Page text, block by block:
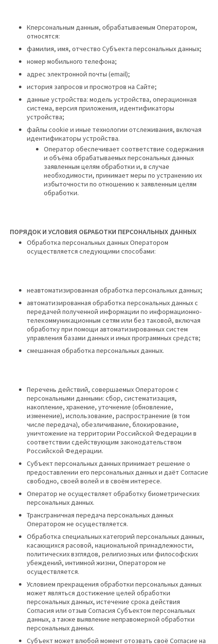
Кперсональным данным, обрабатываемым Оператором,
относятся:
фамилия, имя, отчество Субъекта персональных данных;
номер мобильного телефона;
адрес электронной почты (email);
история запросов и просмотров на Сайте;
данные устройства: модель устройства, операционная
система, версия приложения, идентификаторы
устройства;
файлы cookie и иные технологии отслеживания, включая
идентификаторы устройства.
Оператор обеспечивает соответствие содержания
и объёма обрабатываемых персональных данных
заявленным целям обработки и, в случае
необходимости, принимает меры по устранению их
избыточности по отношению к заявленным целям
обработки.
ПОРЯДОК И УСЛОВИЯ ОБРАБОТКИ ПЕРСОНАЛЬНЫХ ДАННЫХ
Обработка персональных данных Оператором
осуществляется следующими способами:
неавтоматизированная обработка персональных данных;
автоматизированная обработка персональных данных с
передачей полученной информации по информационно-
телекоммуникационным сетям или без таковой, включая
обработку при помощи автоматизированных систем
управления базами данных и иных программных средств;
смешанная обработка персональных данных.
Перечень действий, совершаемых Оператором с
персональными данными: сбор, систематизация,
накопление, хранение, уточнение (обновление,
изменение), использование, распространение (в том
числе передача), обезличивание, блокирование,
уничтожение на территории Российской Федерации в
соответствии сдействующим законодательством
Российской Федерации.
Субъект персональных данных принимает решение о
предоставлении его персональных данных и даёт Согласие
свободно, своей волей и в своём интересе.
Оператор не осуществляет обработку биометрических
персональных данных.
Трансграничная передача персональных данных
Оператором не осуществляется.
Обработка специальных категорий персональных данных,
касающихся расовой, национальной принадлежности,
политических взглядов, религиозных или философских
убеждений, интимной жизни, Оператором не
осуществляется.
Условием прекращения обработки персональных данных
может являться достижение целей обработки
персональных данных, истечение срока действия
Согласия или отзыв Согласия Субъектом персональных
данных, а также выявление неправомерной обработки
персональных данных.
Субъект может влюбой момент отозвать своё Согласие на